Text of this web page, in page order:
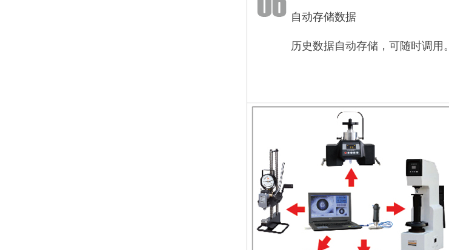
自动存储数据
历史数据自动存储，可随时调用。